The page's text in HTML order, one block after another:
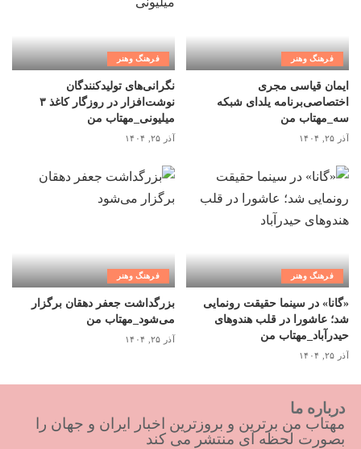
فرهنگ وهنر
ایمان قیاسی مجری
اختصاصی‌برنامه یلدای شبکه
سه_مهتاب من
آذر ۲۵, ۱۴۰۴
فرهنگ وهنر
نگرانی‌های تولیدکنندگان
نوشت‌افزار در روزگار کاغذ ۳
میلیونی_مهتاب من
آذر ۲۵, ۱۴۰۴
فرهنگ وهنر
«گانا» در سینما حقیقت رونمایی
شد؛ عاشورا در قلب هندوهای
حیدرآباد_مهتاب من
آذر ۲۵, ۱۴۰۴
فرهنگ وهنر
بزرگداشت جعفر دهقان برگزار
می‌شود_مهتاب من
آذر ۲۵, ۱۴۰۴
درباره ما
مهتاب من برترین و بروزترین اخبار ایران و جهان را
بصورت لحظه ای منتشر می کند